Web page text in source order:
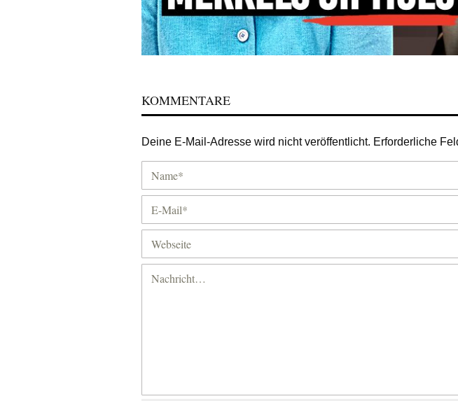
KOMMENTARE
Deine E-Mail-Adresse wird nicht veröffentlicht. Erforderliche